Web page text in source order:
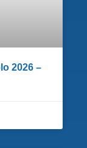
2026 –